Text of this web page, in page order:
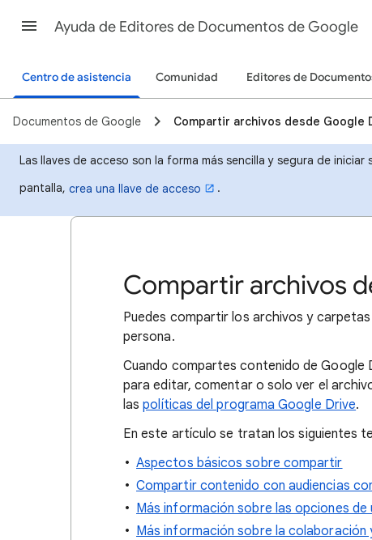
Ayuda de Editores de Documentos de Google
Centro de asistencia Comunidad Editores de
Documentos de Google Compartir archivos desde Google
Las llaves de acceso son la forma más sencilla y segura de
pantalla, crea una llave de acceso .
Compartir archivos
Puedes compartir los archivos y
persona.
Cuando compartes contenido de Google
para editar, comentar o solo ver el
laspolíticas del programa Google Drive.
En este artículo se tratan los siguientes
Aspectos básicos sobre compartir
Compartir contenido con audiencias
Más información sobre las opciones
Más información sobre la